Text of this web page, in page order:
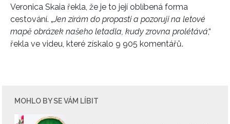
Veronica Skaia řekla, že je to její oblíbená forma
cestování. „Jen zírám do propasti a pozorujina letové
mapě obrázek našeho letadla, kudy zrovna prolétává,“
řekla ve videu, které získalo 9 905 komentářů.
MOHLO BY SE VÁM LÍBIT